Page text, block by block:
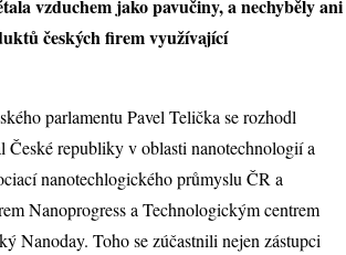
vzduchem jako pavučiny, a nechyběly ani
českých firem využívající
parlamentu Pavel Telička se rozhodl
České republiky v oblasti nanotechnologií a
nanotechlogického průmyslu ČR a
Nanoprogress a Technologickým centrem
Nanoday. Toho se zúčastnili nejen zástupci